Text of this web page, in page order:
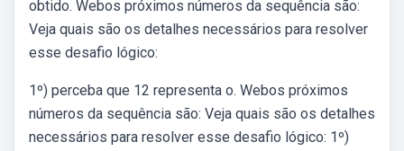
obtido. Webos próximos números da sequência são:
Veja quais são os detalhes necessários para resolver
esse desafio lógico:
1º) perceba que 12 representa o. Webos próximos
números da sequência são: Veja quais são os detalhes
necessários para resolver esse desafio lógico: 1º)